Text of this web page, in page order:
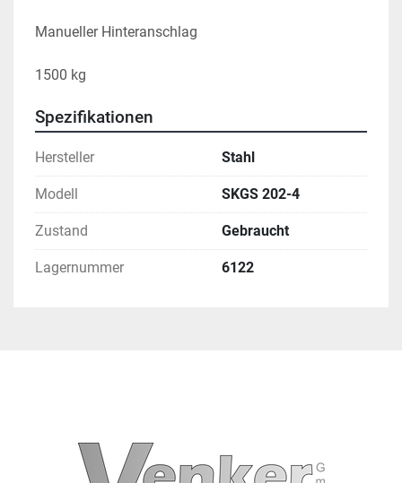
Manueller Hinteranschlag
1500 kg
Spezifikationen
Hersteller Stahl
Modell SKGS 202-4
Zustand Gebraucht
Lagernummer 6122